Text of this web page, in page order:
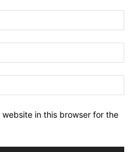
in this browser for the